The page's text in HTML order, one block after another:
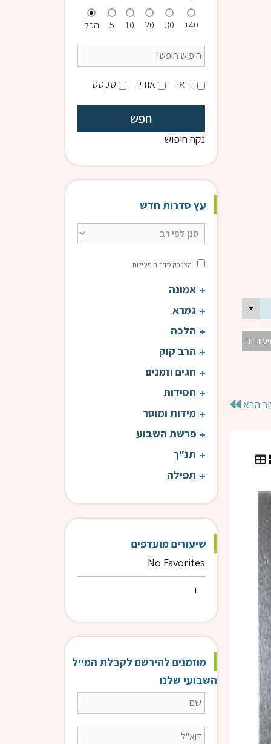
זה
הבא
עין אי"ה | הרב טוויל
הכל 5 10 20 30 40+
וידאו אודיו טקסט
נקה חיפוש
עץ סדרות חדש
הצג רק סדרות פעילות
אמונה
גמרא
הלכה
הרב קוק
חגים וזמנים
חסידות
מידות ומוסר
פרשת השבוע
תנ"ך
תפילה
שיעורים מועדפים
No Favorites
מוזמנים להירשם לקבלת המייל
השבועי שלנו